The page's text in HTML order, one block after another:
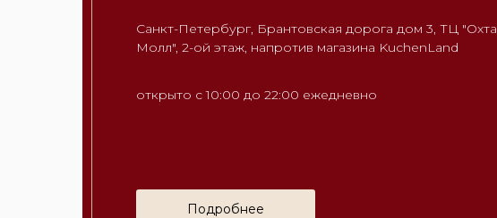
Санкт-Петербург, Брантовская дорога дом 3, ТЦ "Охта
Молл", 2-ой этаж, напротив магазина KuchenLand
открыто с 10:00 до 22:00 ежедневно
Подробнее